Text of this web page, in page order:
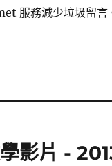
服務減少垃圾留言
影片 -